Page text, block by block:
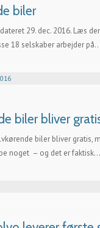
biler
29. dec. 2016. Læs
18 selskaber arbejder på...
biler bliver
biler bliver gratis,
noget – og det er faktisk...